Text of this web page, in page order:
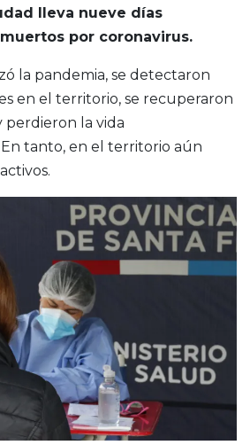
lleva nueve días
por coronavirus.
la pandemia, se detectaron
en el territorio, se recuperaron
perdieron la vida
En tanto, en el territorio aún